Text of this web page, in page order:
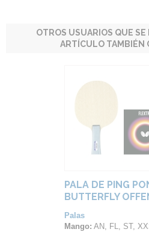
OTROS USUARIOS QUE
ARTÍCULO TAMBIÉN
PALA DE PING
BUTTERFLY
Palas
Mango: AN, FL, ST,